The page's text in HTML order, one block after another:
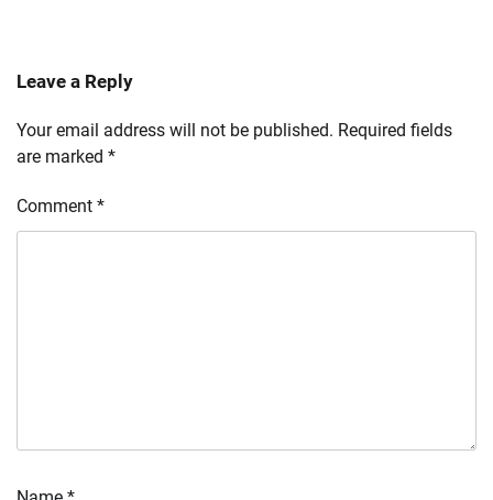
Leave a Reply
Your email address will not be published. Required fields
are marked *
Comment *